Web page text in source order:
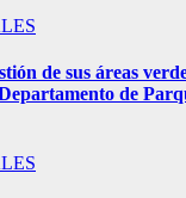
de sus áreas
de